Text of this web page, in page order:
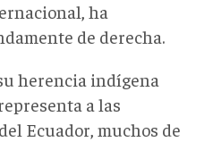
ha
de derecha.
herencia indígena
a las
Ecuador, muchos de